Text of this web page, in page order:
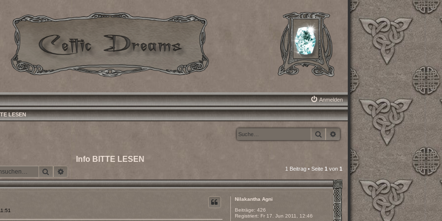
Anmelden
LESEN
Suche Erweiterte Suche
Info BITTE LESEN
Suche 1 Beitrag • Seite1 von1
Nilakantha Agni
Beiträge: 426
Registriert: Fr 17. Jun 2011, 12:46